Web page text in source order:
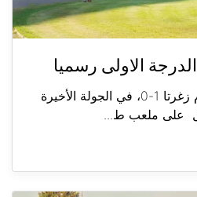
الاولى رسميا
فوز طرابلس على السلام زغرتا 1-0، في الجولة الأخيرة
على ملعب ط...